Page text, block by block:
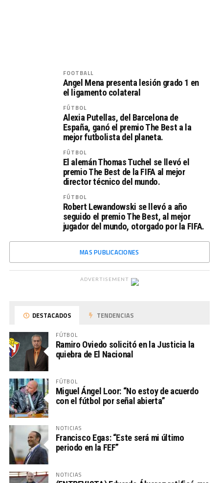
FOOTBALL
Angel Mena presenta lesión grado 1 en
el ligamento colateral
FÚTBOL
Alexia Putellas, del Barcelona de
España, ganó el premio The Best a la
mejor futbolista del planeta.
FÚTBOL
El alemán Thomas Tuchel se llevó el
premio The Best de la FIFA al mejor
director técnico del mundo.
FÚTBOL
Robert Lewandowski se llevó a año
seguido el premio The Best, al mejor
jugador del mundo, otorgado por la FIFA.
MAS PUBLICACIONES
ADVERTISEMENT
DESTACADOS TENDENCIAS
FÚTBOL
Ramiro Oviedo solicitó en la Justicia la
quiebra de El Nacional
FÚTBOL
Miguel Ángel Loor: “No estoy de acuerdo
con el fútbol por señal abierta”
NOTICIAS
Francisco Egas: “Este será mi último
periodo en la FEF”
NOTICIAS